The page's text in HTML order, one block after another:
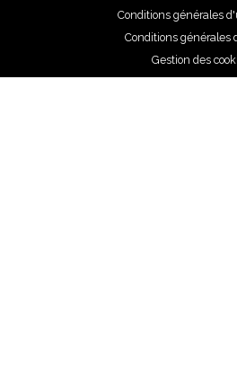
Conditions générales
Conditions générales
Gestion des